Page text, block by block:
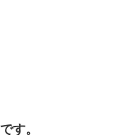
す。